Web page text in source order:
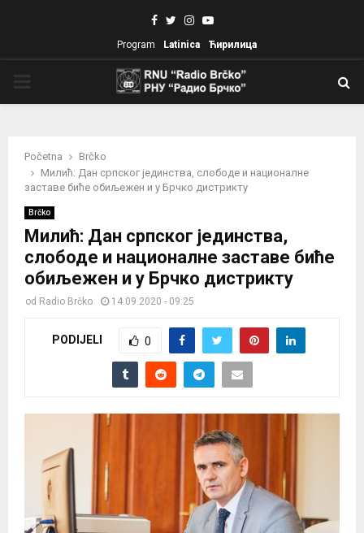
Facebook
TwitterInstagram
Youtube
Program Latinica Ћирилица
Početna
Brčko
Милић: Дан српског јединства, слободе и националне
заставе биће обиљежен и у Брчко дистрикту
Brčko
Милић: Дан српског јединства,
слободе и националне заставе биће
обиљежен и у Брчко дистрикту
od Radio Brčko 14.09.2020 - 09:25
PODIJELI 0